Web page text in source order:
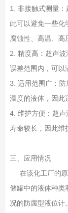
1. 非接触式测量
此可以避免一些化
腐蚀性、高温、高
2. 精度高：超声
误差范围内，可以
3. 适用范围广：防
温度的液体，因此
4. 维护方便：超
寿命较长，因此维
三、应用情况
在该化工厂的原
储罐中的液体种类
况的防腐型液位计